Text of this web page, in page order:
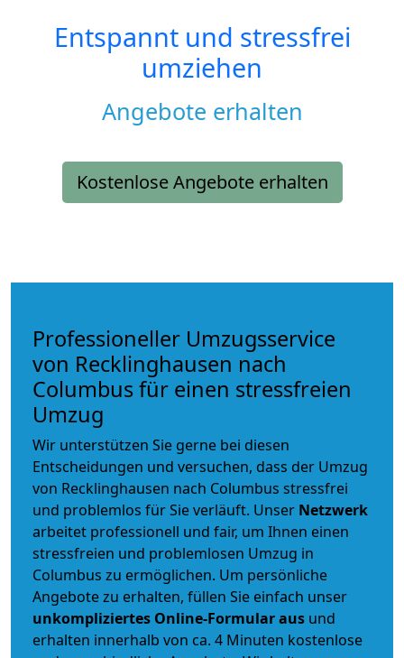
Entspannt und stressfrei
umziehen
Angebote erhalten
Kostenlose Angebote erhalten
Professioneller Umzugsservice
von Recklinghausen nach
Columbus für einen stressfreien
Umzug
Wir unterstützen Sie gerne bei diesen
Entscheidungen und versuchen, dass der Umzug
von Recklinghausen nach Columbus stressfrei
und problemlos für Sie verläuft. Unser Netzwerk
arbeitet professionell und fair, um Ihnen einen
stressfreien und problemlosen Umzug in
Columbus zu ermöglichen. Um persönliche
Angebote zu erhalten, füllen Sie einfach unser
unkompliziertes Online-Formular aus und
erhalten innerhalb von ca. 4 Minuten kostenlose